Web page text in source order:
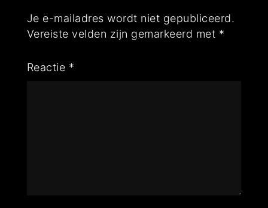
Je e-mailadres wordt niet gepubliceerd.
Vereiste velden zijn gemarkeerd met *
Reactie *